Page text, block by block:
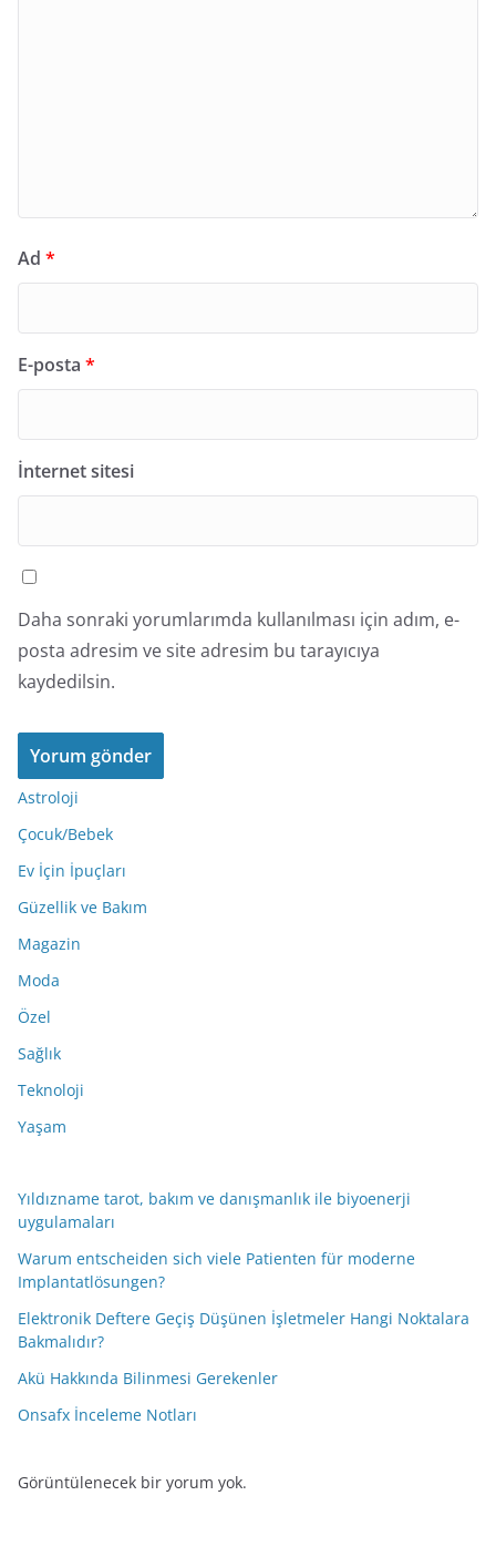
Ad *
E-posta *
İnternet sitesi
Daha sonraki yorumlarımda kullanılması için adım, e-
posta adresim ve site adresim bu tarayıcıya
kaydedilsin.
Astroloji
Çocuk/Bebek
Ev İçin İpuçları
Güzellik ve Bakım
Magazin
Moda
Özel
Sağlık
Teknoloji
Yaşam
Yıldızname tarot, bakım ve danışmanlık ile biyoenerji
uygulamaları
Warum entscheiden sich viele Patienten für moderne
Implantatlösungen?
Elektronik Deftere Geçiş Düşünen İşletmeler Hangi Noktalara
Bakmalıdır?
Akü Hakkında Bilinmesi Gerekenler
Onsafx İnceleme Notları
Görüntülenecek bir yorum yok.